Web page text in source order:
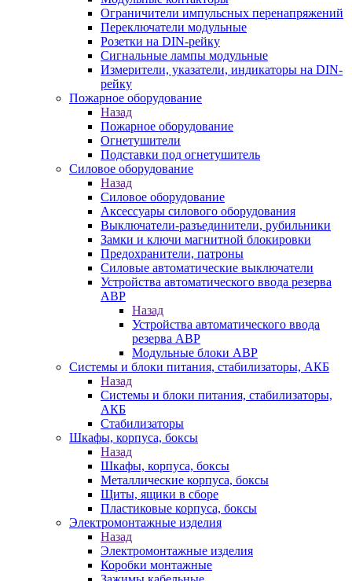
Ограничители импульсных перенапряжений
Переключатели модульные
Розетки на DIN-рейку
Сигнальные лампы модульные
Измерители, указатели, индикаторы на DIN-
рейку
Пожарное оборудование
Назад
Пожарное оборудование
Огнетушители
Подставки под огнетушитель
Силовое оборудование
Назад
Силовое оборудование
Аксессуары силового оборудования
Выключатели-разъединители, рубильники
Замки и ключи магнитной блокировки
Предохранители, патроны
Силовые автоматические выключатели
Устройства автоматического ввода резерва
АВР
Назад
Устройства автоматического ввода
резерва АВР
Модульные блоки АВР
Системы и блоки питания, стабилизаторы, АКБ
Назад
Системы и блоки питания, стабилизаторы,
АКБ
Стабилизаторы
Шкафы, корпуса, боксы
Назад
Шкафы, корпуса, боксы
Металлические корпуса, боксы
Щиты, ящики в сборе
Пластиковые корпуса, боксы
Электромонтажные изделия
Назад
Электромонтажные изделия
Коробки монтажные